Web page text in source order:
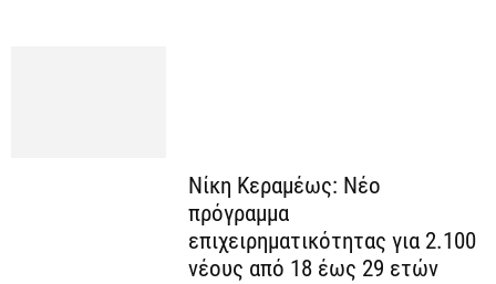
Νίκη Κεραμέως: Νέο
πρόγραμμα
επιχειρηματικότητας για 2.100
νέους από 18 έως 29 ετών